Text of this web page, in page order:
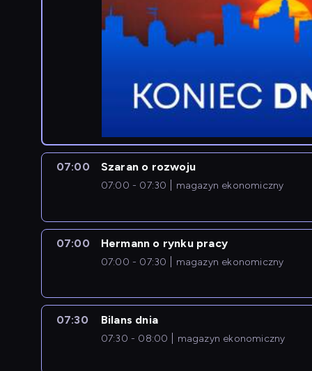
07:00 Szaran o rozwoju
07:00 - 07:30 magazyn ekonomiczny
07:00 Hermann o rynku pracy
07:00 - 07:30 magazyn ekonomiczny
07:30 Bilans dnia
07:30 - 08:00 magazyn ekonomiczny